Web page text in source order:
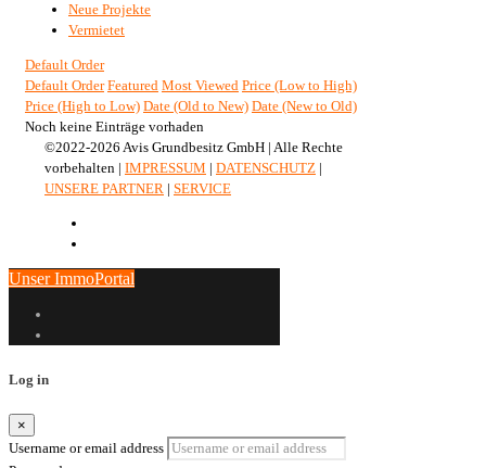
Neue Projekte
Vermietet
Default Order
Default Order Featured Most Viewed Price (Low to High)
Price (High to Low) Date (Old to New) Date (New to Old)
Noch keine Einträge vorhaden
©2022-2026 Avis Grundbesitz GmbH | Alle Rechte
vorbehalten | IMPRESSUM | DATENSCHUTZ |
UNSERE PARTNER | SERVICE
Unser ImmoPortal
Log in
×
Username or email address